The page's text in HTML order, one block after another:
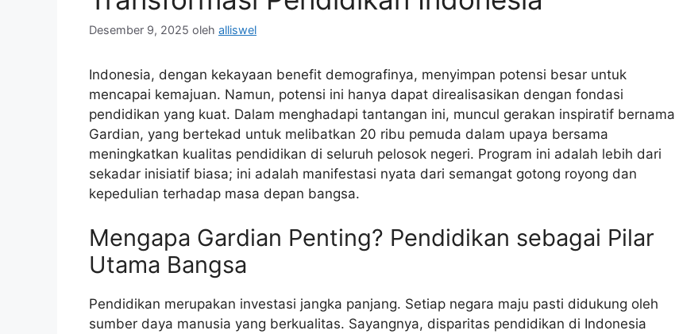
Desember 9, 2025 oleh alliswel
Indonesia, dengan kekayaan benefit demografinya, menyimpan potensi besar untuk
mencapai kemajuan. Namun, potensi ini hanya dapat direalisasikan dengan fondasi
pendidikan yang kuat. Dalam menghadapi tantangan ini, muncul gerakan inspiratif bernama
Gardian, yang bertekad untuk melibatkan 20 ribu pemuda dalam upaya bersama
meningkatkan kualitas pendidikan di seluruh pelosok negeri. Program ini adalah lebih dari
sekadar inisiatif biasa; ini adalah manifestasi nyata dari semangat gotong royong dan
kepedulian terhadap masa depan bangsa.
Mengapa Gardian Penting? Pendidikan sebagai Pilar
Utama Bangsa
Pendidikan merupakan investasi jangka panjang. Setiap negara maju pasti didukung oleh
sumber daya manusia yang berkualitas. Sayangnya, disparitas pendidikan di Indonesia